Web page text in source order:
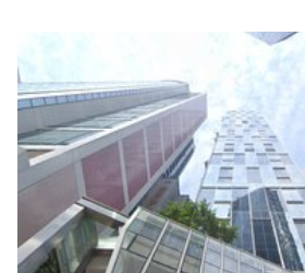
Garment Rack
Ground Floor
Handicap Accessible
Haussmann Style
Heating